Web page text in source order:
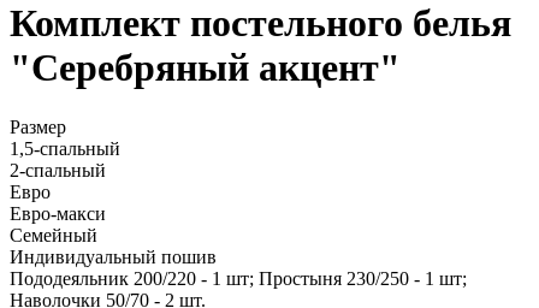
Комплект постельного белья
"Серебряный акцент"
Размер
1,5-спальный
2-спальный
Евро
Евро-макси
Семейный
Индивидуальный пошив
Пододеяльник 200/220 - 1 шт; Простыня 230/250 - 1 шт;
Наволочки 50/70 - 2 шт.